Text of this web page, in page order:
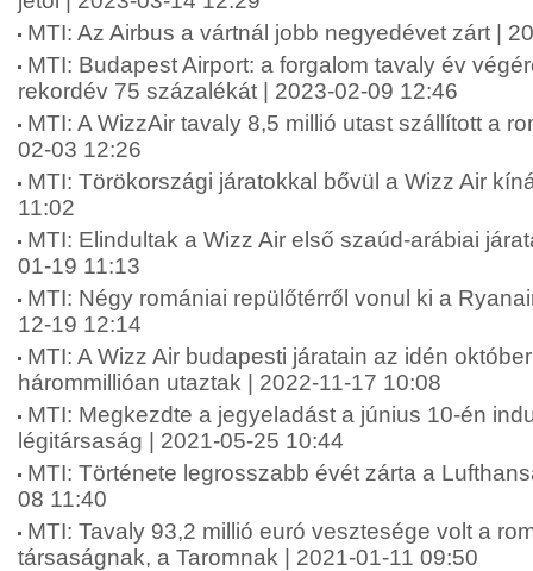
MTI: Az Airbus a vártnál jobb negyedévet zárt |
MTI: Budapest Airport: a forgalom tavaly év
rekordév 75 százalékát | 2023-02-09 12:46
MTI: A WizzAir tavaly 8,5 millió utast szállított a
02-03 12:26
MTI: Törökországi járatokkal bővül a Wizz Air
11:02
MTI: Elindultak a Wizz Air első szaúd-arábiai
01-19 11:13
MTI: Négy romániai repülőtérről vonul ki a
12-19 12:14
MTI: A Wizz Air budapesti járatain az idén
hárommillióan utaztak | 2022-11-17 10:08
MTI: Megkezdte a jegyeladást a június 10-én
légitársaság | 2021-05-25 10:44
MTI: Története legrosszabb évét zárta a
08 11:40
MTI: Tavaly 93,2 millió euró vesztesége volt a
társaságnak, a Taromnak | 2021-01-11 09:50